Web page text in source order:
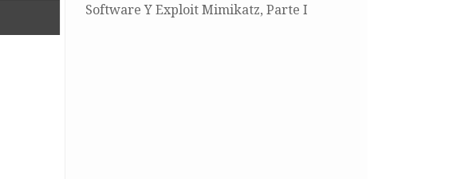
Software Y Exploit Mimikatz, Parte I